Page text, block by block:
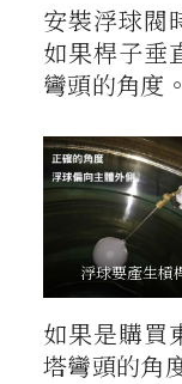
安裝浮球閥
如果桿子垂
彎頭的角度
浮球要產生槓
如果是購買
塔彎頭的角